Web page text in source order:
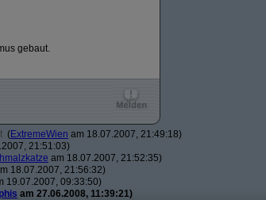
gebaut.
(ExtremeWien am 18.07.2007, 21:49:18)
21:51:03)
am 18.07.2007, 21:52:35)
18.07.2007, 21:56:32)
19.07.2007, 09:33:50)
am 27.06.2008, 11:39:21)